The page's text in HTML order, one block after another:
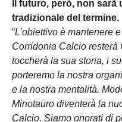
Il futuro, però, non
tradizionale del termine.
“L’obiettivo è mantenere
Corridonia Calcio
toccherà la sua storia, i
porteremo la nostra
e la nostra mentalità.
Minotauro diventerà la
Calcio. Siamo onorati di